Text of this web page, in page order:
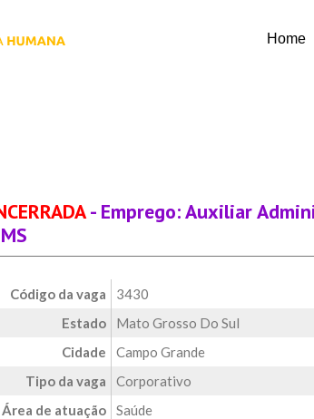
Home
- Emprego: Auxiliar
Código da vaga
3430
Estado
Mato Grosso Do Sul
Cidade
Campo Grande
Tipo da vaga
Corporativo
Área de atuação
Saúde